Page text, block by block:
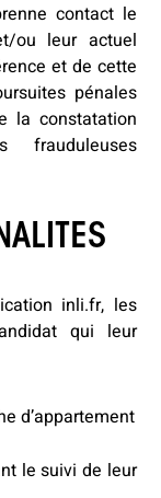
contact le
ou leur actuel
et de cette
pénales
la constatation
frauduleuses
inli.fr, les
qui leur
d’appartement
le suivi de leur